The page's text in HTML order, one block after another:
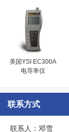
美国YSI EC300A
电导率仪
联系方式
联系人：邓雪